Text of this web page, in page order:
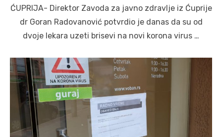
ĆUPRIJA- Direktor Zavoda za javno zdravlje iz Ćuprije
dr Goran Radovanović potvrdio je danas da su od
dvoje lekara uzeti brisevi na novi korona virus …